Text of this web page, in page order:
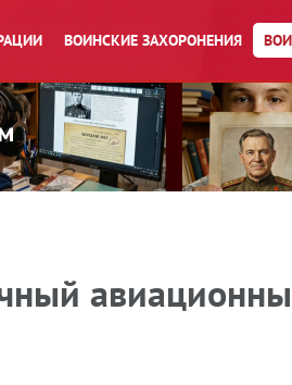
ВОИНСКИЕ ЗАХОРОНЕНИЯ